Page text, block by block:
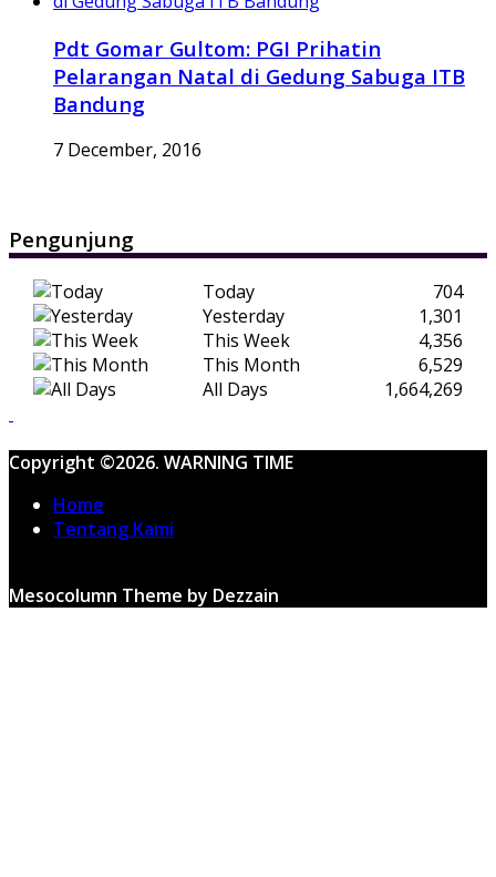
Pdt Gomar Gultom: PGI Prihatin
Pelarangan Natal di Gedung Sabuga ITB
Bandung
7 December, 2016
Pengunjung
Today
704
Yesterday
1,301
This Week
4,356
This Month
6,529
All Days
1,664,269
Copyright ©2026. WARNING TIME
Home
Tentang Kami
Mesocolumn Theme by Dezzain